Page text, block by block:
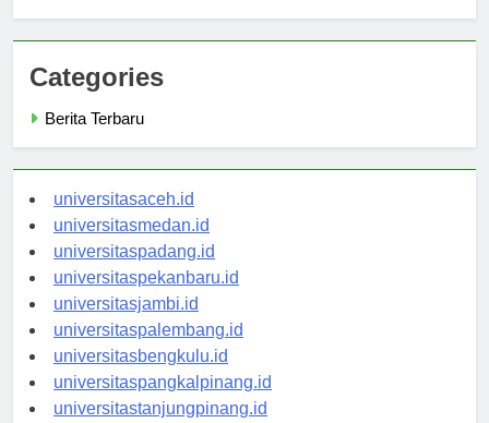
Categories
Berita Terbaru
universitasaceh.id
universitasmedan.id
universitaspadang.id
universitaspekanbaru.id
universitasjambi.id
universitaspalembang.id
universitasbengkulu.id
universitaspangkalpinang.id
universitastanjungpinang.id